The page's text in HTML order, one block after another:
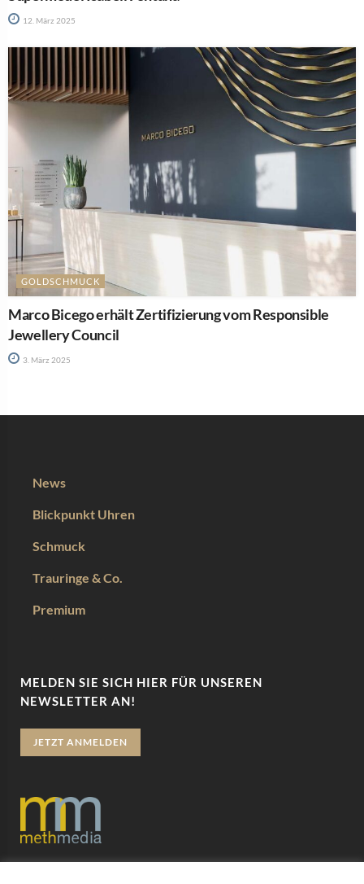
12. März 2025
GOLDSCHMUCK
Marco Bicego erhält Zertifizierung vom Responsible
Jewellery Council
3. März 2025
News
Blickpunkt Uhren
Schmuck
Trauringe & Co.
Premium
MELDEN SIE SICH HIER FÜR UNSEREN
NEWSLETTER AN!
JETZT ANMELDEN